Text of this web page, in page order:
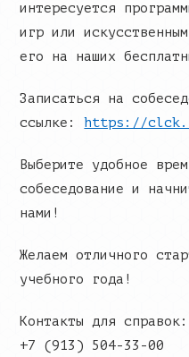
интересуется
игр или
его на наших
Записаться на
ссылке:https://
Выберите удобное
собеседование и
нами!
Желаем отличного
учебного года!
Контакты для справок:
+7 (913) 504-33-00